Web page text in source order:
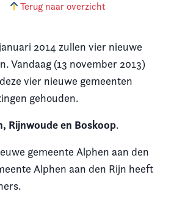
Terug naar overzicht
2014 zullen vier nieuwe
Vandaag (13 november 2013)
vier nieuwe gemeenten
gehouden.
Rijnwoude en Boskoop.
gemeente Alphen aan den
Alphen aan den Rijn heeft